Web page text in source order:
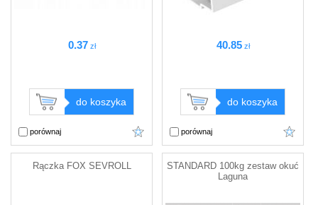
0.37 zł
do koszyka
porównaj
40.85 zł
do koszyka
porównaj
Rączka FOX SEVROLL
STANDARD 100kg zestaw okuć
Laguna